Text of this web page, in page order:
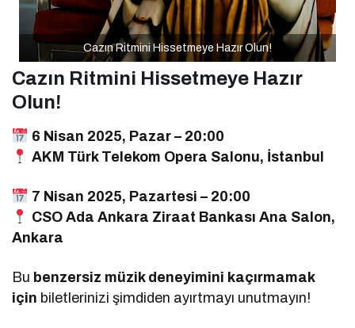
Cazın Ritmini Hissetmeye Hazır Olun!
Cazın Ritmini Hissetmeye Hazır
Olun!
6 Nisan 2025, Pazar – 20:00
AKM Türk Telekom Opera Salonu, İstanbul
7 Nisan 2025, Pazartesi – 20:00
CSO Ada Ankara Ziraat Bankası Ana Salon,
Ankara
Bu benzersiz müzik deneyimini kaçırmamak
için biletlerinizi şimdiden ayırtmayı unutmayın!